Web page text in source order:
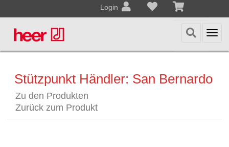
Login
Stützpunkt Händler: San Bernardo
Zu den Produkten
Zurück zum Produkt